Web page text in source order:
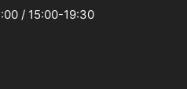
/ 15:00-19:30